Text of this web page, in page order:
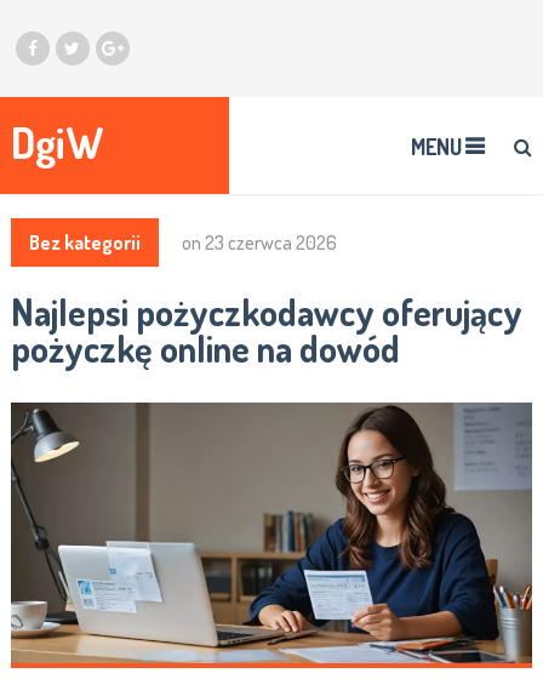
DgiW MENU
Bez kategorii on 23 czerwca 2026
Najlepsi pożyczkodawcy oferujący
pożyczkę online na dowód